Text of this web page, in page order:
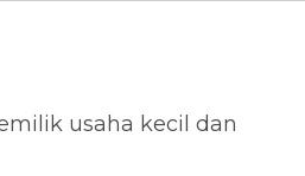
usaha kecil dan